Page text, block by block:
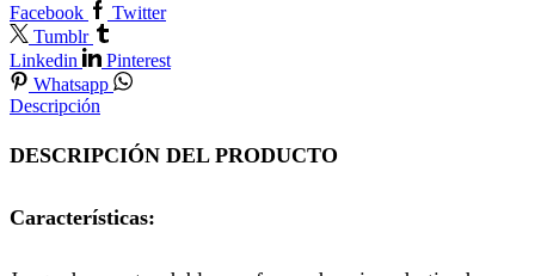
Facebook
Twitter
Tumblr
Linkedin
Pinterest
Whatsapp
Descripción
DESCRIPCIÓN DEL PRODUCTO
Características: